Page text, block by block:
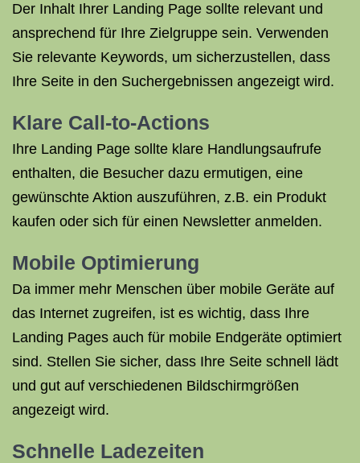
Der Inhalt Ihrer Landing Page sollte relevant und
ansprechend für Ihre Zielgruppe sein. Verwenden
Sie relevante Keywords, um sicherzustellen, dass
Ihre Seite in den Suchergebnissen angezeigt wird.
Klare Call-to-Actions
Ihre Landing Page sollte klare Handlungsaufrufe
enthalten, die Besucher dazu ermutigen, eine
gewünschte Aktion auszuführen, z.B. ein Produkt
kaufen oder sich für einen Newsletter anmelden.
Mobile Optimierung
Da immer mehr Menschen über mobile Geräte auf
das Internet zugreifen, ist es wichtig, dass Ihre
Landing Pages auch für mobile Endgeräte optimiert
sind. Stellen Sie sicher, dass Ihre Seite schnell lädt
und gut auf verschiedenen Bildschirmgrößen
angezeigt wird.
Schnelle Ladezeiten